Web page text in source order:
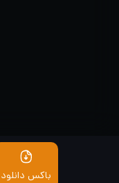
باکس دانلود